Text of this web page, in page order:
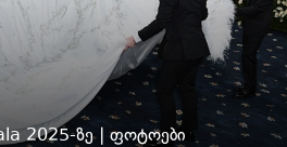
2025-ზე | ფოტოები